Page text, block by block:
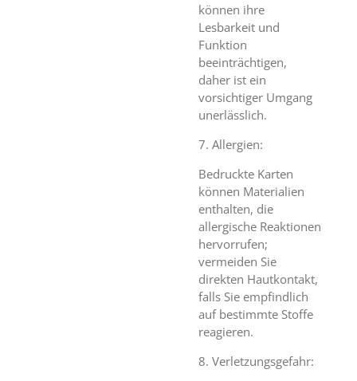
können ihre
Lesbarkeit und
Funktion
beeinträchtigen,
daher ist ein
vorsichtiger Umgang
unerlässlich.
7. Allergien:
Bedruckte Karten
können Materialien
enthalten, die
allergische Reaktionen
hervorrufen;
vermeiden Sie
direkten Hautkontakt,
falls Sie empfindlich
auf bestimmte Stoffe
reagieren.
8. Verletzungsgefahr: